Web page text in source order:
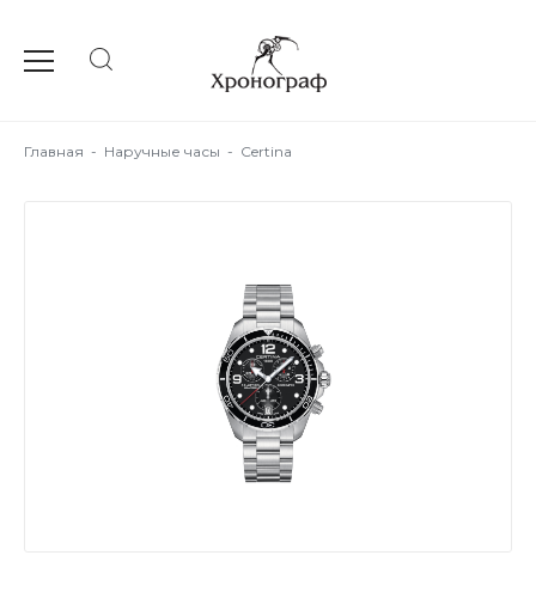
Главная - Наручные часы - Certina